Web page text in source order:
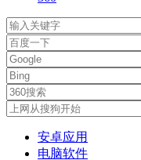
安卓应用
电脑软件